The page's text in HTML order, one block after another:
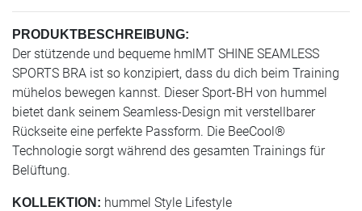
PRODUKTBESCHREIBUNG:
Der stützende und bequeme hmlMT SHINE SEAMLESS
SPORTS BRA ist so konzipiert, dass du dich beim Training
mühelos bewegen kannst. Dieser Sport-BH von hummel
bietet dank seinem Seamless-Design mit verstellbarer
Rückseite eine perfekte Passform. Die BeeCool®
Technologie sorgt während des gesamten Trainings für
Belüftung.
KOLLEKTION: hummel Style Lifestyle